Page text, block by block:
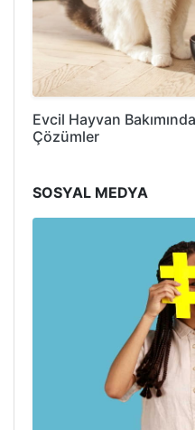
Evcil Hayvan
Çözümler
SOSYAL MEDYA